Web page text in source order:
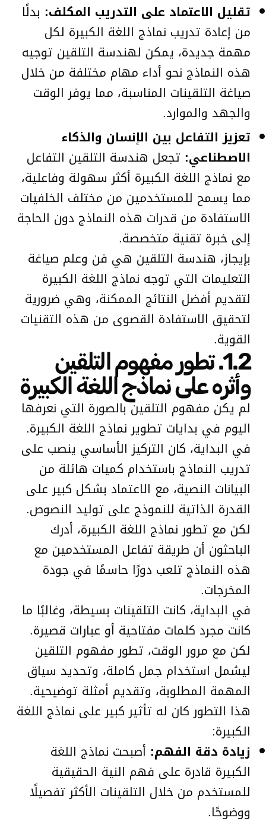
تقليل الاعتماد على التدريب المكلف: بدلًا
من إعادة تدريب نماذج اللغة الكبيرة لكل
مهمة جديدة، يمكن لهندسة التلقين توجيه
هذه النماذج نحو أداء مهام مختلفة من خلال
صياغة التلقينات المناسبة، مما يوفر الوقت
والجهد والموارد.
تعزيز التفاعل بين الإنسان والذكاء
الاصطناعي: تجعل هندسة التلقين التفاعل
مع نماذج اللغة الكبيرة أكثر سهولة وفاعلية،
مما يسمح للمستخدمين من مختلف الخلفيات
الاستفادة من قدرات هذه النماذج دون الحاجة
إلى خبرة تقنية متخصصة.
بإيجاز، هندسة التلقين هي فن وعلم صياغة
التعليمات التي توجه نماذج اللغة الكبيرة
لتقديم أفضل النتائج الممكنة، وهي ضرورية
لتحقيق الاستفادة القصوى من هذه التقنيات
القوية.
1.2. تطور مفهوم التلقين
وأثره على نماذج اللغة الكبيرة
لم يكن مفهوم التلقين بالصورة التي نعرفها
اليوم في بدايات تطوير نماذج اللغة الكبيرة.
في البداية، كان التركيز الأساسي ينصب على
تدريب النماذج باستخدام كميات هائلة من
البيانات النصية، مع الاعتماد بشكل كبير على
القدرة الذاتية للنموذج على توليد النصوص.
لكن مع تطور نماذج اللغة الكبيرة، أدرك
الباحثون أن طريقة تفاعل المستخدمين مع
هذه النماذج تلعب دورًا حاسمًا في جودة
المخرجات.
في البداية، كانت التلقينات بسيطة، وغالبًا ما
كانت مجرد كلمات مفتاحية أو عبارات قصيرة.
لكن مع مرور الوقت، تطور مفهوم التلقين
ليشمل استخدام جمل كاملة، وتحديد سياق
المهمة المطلوبة، وتقديم أمثلة توضيحية.
هذا التطور كان له تأثير كبير على نماذج اللغة
الكبيرة:
زيادة دقة الفهم: أصبحت نماذج اللغة
الكبيرة قادرة على فهم النية الحقيقية
للمستخدم من خلال التلقينات الأكثر تفصيلًا
ووضوحًا.